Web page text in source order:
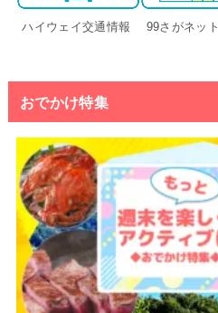
ハイウェイ交通情報 99さがネット
おでかけ特集